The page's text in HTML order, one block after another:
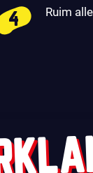
Ruim